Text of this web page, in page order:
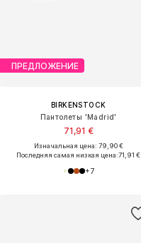
ПРЕДЛОЖЕНИЕ
BIRKENSTOCK
Пантолеты 'Madrid'
71,91 €
Изначальная цена: 79,90 €
Последняя самая низкая цена:71,91 €
+7